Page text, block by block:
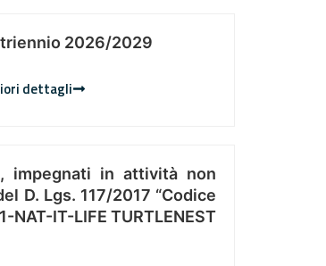
triennio 2026/2029
dettagli
impegnati in attività non
D. Lgs. 117/2017 “Codice
IT-LIFE TURTLENEST